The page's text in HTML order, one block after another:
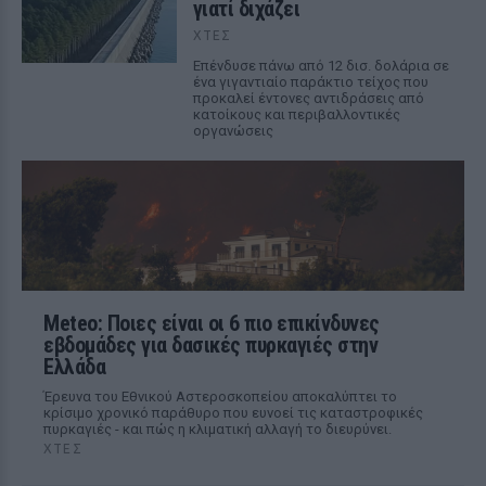
γιατί διχάζει
ΧΤΕΣ
Επένδυσε πάνω από 12 δισ. δολάρια σε
ένα γιγαντιαίο παράκτιο τείχος που
προκαλεί έντονες αντιδράσεις από
κατοίκους και περιβαλλοντικές
οργανώσεις
Meteo: Ποιες είναι οι 6 πιο επικίνδυνες
εβδομάδες για δασικές πυρκαγιές στην
Ελλάδα
Έρευνα του Εθνικού Αστεροσκοπείου αποκαλύπτει το
κρίσιμο χρονικό παράθυρο που ευνοεί τις καταστροφικές
πυρκαγιές - και πώς η κλιματική αλλαγή το διευρύνει.
ΧΤΕΣ